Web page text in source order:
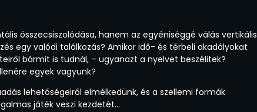
összecsiszolódása, hanem az egyéniséggé válás vertikális
egy valódi találkozás? Amikor idő- és térbeli akadályokat
bármit is tudnál, – ugyanazt a nyelvet beszélitek?
egyek vagyunk?
lehetőségeiről elmélkedünk, és a szellemi formák
játék veszi kezdetét…